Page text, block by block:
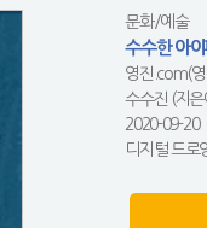
문화/예술
수수한 아
영진.com(
수수진 (지은
2020-09-20
디지털 드로